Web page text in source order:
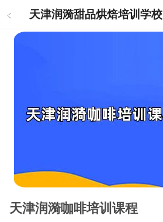
天津润漪甜品烘焙培训学校
天津润漪咖啡培训课程